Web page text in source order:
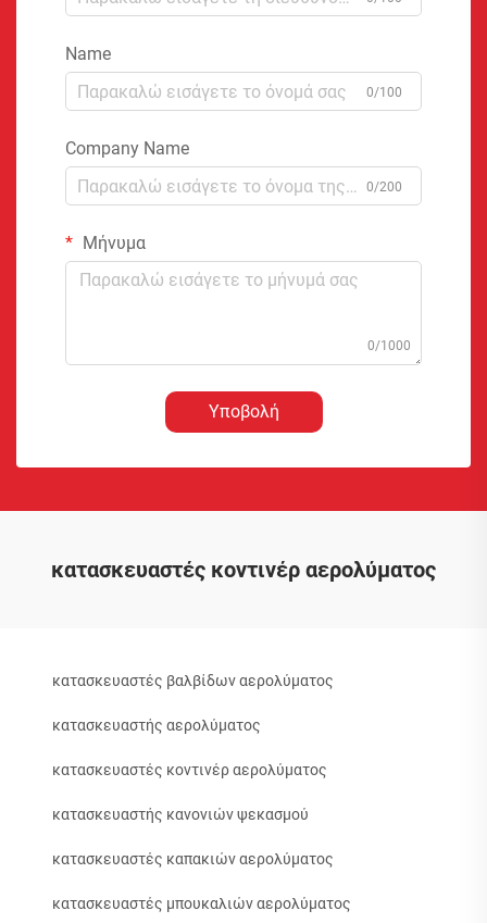
Name
0/100
Company Name
0/200
Μήνυμα
0/1000
Υποβολή
κατασκευαστές κοντινέρ αερολύματος
κατασκευαστές βαλβίδων αερολύματος
κατασκευαστής αερολύματος
κατασκευαστές κοντινέρ αερολύματος
κατασκευαστής κανονιών ψεκασμού
κατασκευαστές καπακιών αερολύματος
κατασκευαστές μπουκαλιών αερολύματος